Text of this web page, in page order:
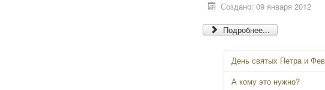
Создано: 09 января 2012
Подробнее...
День святых Петра и
А кому это нужно?